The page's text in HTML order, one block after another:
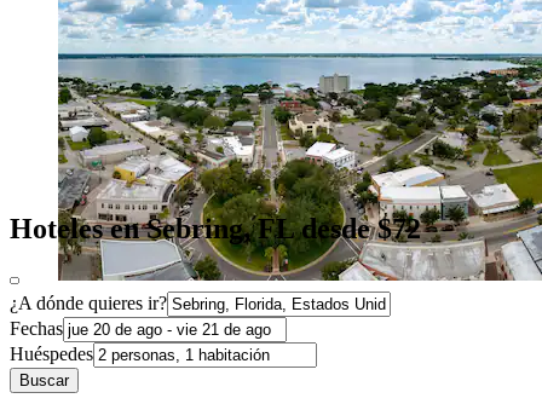
Hoteles en Sebring, FL desde $72
¿A dónde quieres ir?
Fechas
Huéspedes
Buscar